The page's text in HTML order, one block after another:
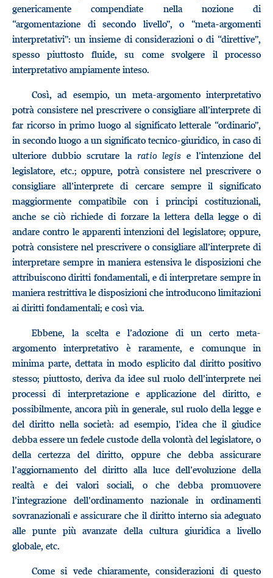
genericamente compendiate nella nozione di
“argomentazione di secondo livello”, o “meta-argomenti
interpretativi”: un insieme di considerazioni o di “direttive”,
spesso piuttosto fluide, su come svolgere il processo
interpretativo ampiamente inteso.
Così, ad esempio, un meta-argomento interpretativo
potrà consistere nel prescrivere o consigliare all’interprete di
far ricorso in primo luogo al significato letterale “ordinario”,
in secondo luogo a un significato tecnico-giuridico, in caso di
ulteriore dubbio scrutare la ratio legis e l’intenzione del
legislatore, etc.; oppure, potrà consistere nel prescrivere o
consigliare all’interprete di cercare sempre il significato
maggiormente compatibile con i principi costituzionali,
anche se ciò richiede di forzare la lettera della legge o di
andare contro le apparenti intenzioni del legislatore; oppure,
potrà consistere nel prescrivere o consigliare all’interprete di
interpretare sempre in maniera estensiva le disposizioni che
attribuiscono diritti fondamentali, e di interpretare sempre in
maniera restrittiva le disposizioni che introducono limitazioni
ai diritti fondamentali; e così via.
Ebbene, la scelta e l’adozione di un certo meta-
argomento interpretativo è raramente, e comunque in
minima parte, dettata in modo esplicito dal diritto positivo
stesso; piuttosto, deriva da idee sul ruolo dell’interprete nei
processi di interpretazione e applicazione del diritto, e
possibilmente, ancora più in generale, sul ruolo della legge e
del diritto nella società: ad esempio, l’idea che il giudice
debba essere un fedele custode della volontà del legislatore, o
della certezza del diritto, oppure che debba assicurare
l’aggiornamento del diritto alla luce dell’evoluzione della
realtà e dei valori sociali, o che debba promuovere
l’integrazione dell’ordinamento nazionale in ordinamenti
sovranazionali e assicurare che il diritto interno sia adeguato
alle punte più avanzate della cultura giuridica a livello
globale, etc.
Come si vede chiaramente, considerazioni di questo